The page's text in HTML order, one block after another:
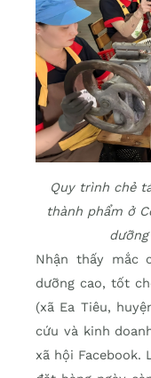
Quy trình chẻ
thành phẩm ở
Nhận thấy mắc
dưỡng cao, tốt
(xã Ea Tiêu,
cứu và kinh
xã hội Facebook.